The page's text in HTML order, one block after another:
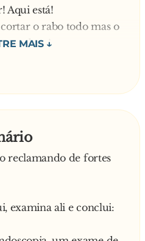
Aqui está!
o rabo todo mas o
pedaço!
o seu cachorro vai
se o veterinário.
que corte tudinho!
- concorda o médico.
doutor! É que a
em casa no próximo
reclamando de fortes
examina ali e conclui: